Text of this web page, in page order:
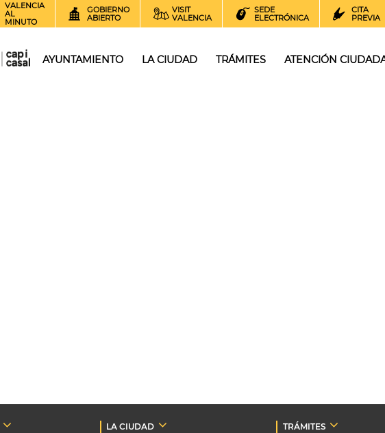
VALENCIA
AL
MINUTO
GOBIERNO
ABIERTO
VISIT
VALENCIA
SEDE
ELECTRÓNICA
CITA
PREVIA
AYUNTAMIENTO LA CIUDAD TRÁMITES ATENCIÓN
LA CIUDAD TRÁMITES